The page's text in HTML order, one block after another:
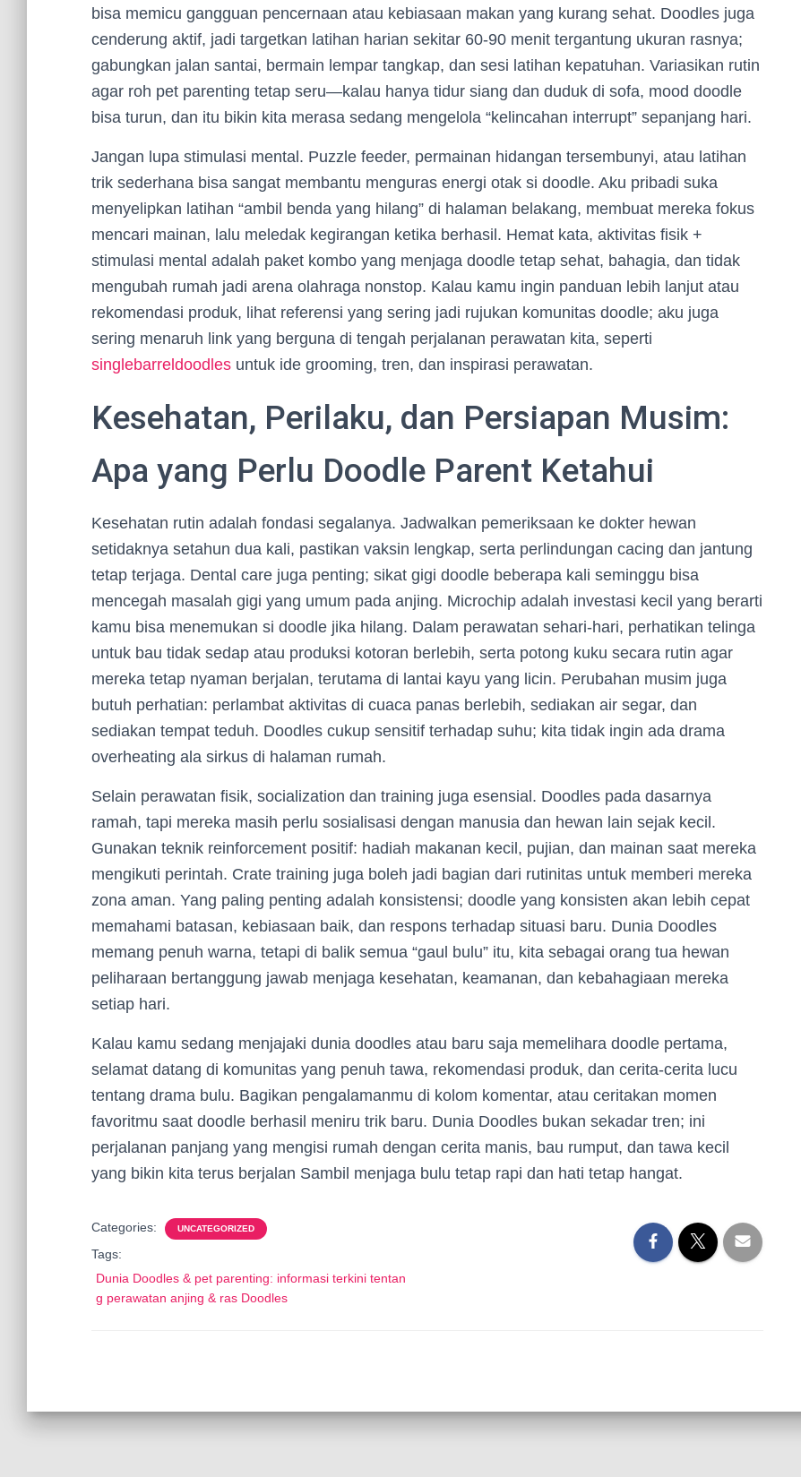
bisa memicu gangguan pencernaan atau kebiasaan makan yang kurang sehat. Doodles juga
cenderung aktif, jadi targetkan latihan harian sekitar 60-90 menit tergantung ukuran rasnya;
gabungkan jalan santai, bermain lempar tangkap, dan sesi latihan kepatuhan. Variasikan rutin
agar roh pet parenting tetap seru—kalau hanya tidur siang dan duduk di sofa, mood doodle
bisa turun, dan itu bikin kita merasa sedang mengelola “kelincahan interrupt” sepanjang hari.
Jangan lupa stimulasi mental. Puzzle feeder, permainan hidangan tersembunyi, atau latihan
trik sederhana bisa sangat membantu menguras energi otak si doodle. Aku pribadi suka
menyelipkan latihan “ambil benda yang hilang” di halaman belakang, membuat mereka fokus
mencari mainan, lalu meledak kegirangan ketika berhasil. Hemat kata, aktivitas fisik +
stimulasi mental adalah paket kombo yang menjaga doodle tetap sehat, bahagia, dan tidak
mengubah rumah jadi arena olahraga nonstop. Kalau kamu ingin panduan lebih lanjut atau
rekomendasi produk, lihat referensi yang sering jadi rujukan komunitas doodle; aku juga
sering menaruh link yang berguna di tengah perjalanan perawatan kita, seperti
singlebarreldoodles untuk ide grooming, tren, dan inspirasi perawatan.
Kesehatan, Perilaku, dan Persiapan Musim:
Apa yang Perlu Doodle Parent Ketahui
Kesehatan rutin adalah fondasi segalanya. Jadwalkan pemeriksaan ke dokter hewan
setidaknya setahun dua kali, pastikan vaksin lengkap, serta perlindungan cacing dan jantung
tetap terjaga. Dental care juga penting; sikat gigi doodle beberapa kali seminggu bisa
mencegah masalah gigi yang umum pada anjing. Microchip adalah investasi kecil yang berarti
kamu bisa menemukan si doodle jika hilang. Dalam perawatan sehari-hari, perhatikan telinga
untuk bau tidak sedap atau produksi kotoran berlebih, serta potong kuku secara rutin agar
mereka tetap nyaman berjalan, terutama di lantai kayu yang licin. Perubahan musim juga
butuh perhatian: perlambat aktivitas di cuaca panas berlebih, sediakan air segar, dan
sediakan tempat teduh. Doodles cukup sensitif terhadap suhu; kita tidak ingin ada drama
overheating ala sirkus di halaman rumah.
Selain perawatan fisik, socialization dan training juga esensial. Doodles pada dasarnya
ramah, tapi mereka masih perlu sosialisasi dengan manusia dan hewan lain sejak kecil.
Gunakan teknik reinforcement positif: hadiah makanan kecil, pujian, dan mainan saat mereka
mengikuti perintah. Crate training juga boleh jadi bagian dari rutinitas untuk memberi mereka
zona aman. Yang paling penting adalah konsistensi; doodle yang konsisten akan lebih cepat
memahami batasan, kebiasaan baik, dan respons terhadap situasi baru. Dunia Doodles
memang penuh warna, tetapi di balik semua “gaul bulu” itu, kita sebagai orang tua hewan
peliharaan bertanggung jawab menjaga kesehatan, keamanan, dan kebahagiaan mereka
setiap hari.
Kalau kamu sedang menjajaki dunia doodles atau baru saja memelihara doodle pertama,
selamat datang di komunitas yang penuh tawa, rekomendasi produk, dan cerita-cerita lucu
tentang drama bulu. Bagikan pengalamanmu di kolom komentar, atau ceritakan momen
favoritmu saat doodle berhasil meniru trik baru. Dunia Doodles bukan sekadar tren; ini
perjalanan panjang yang mengisi rumah dengan cerita manis, bau rumput, dan tawa kecil
yang bikin kita terus berjalan Sambil menjaga bulu tetap rapi dan hati tetap hangat.
Categories: UNCATEGORIZED
Tags:
Dunia Doodles & pet parenting: informasi terkini tentan
g perawatan anjing & ras Doodles